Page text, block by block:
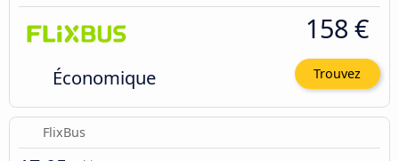
Économique
158 €
Trouvez
FlixBus